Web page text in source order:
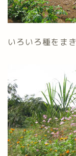
いろいろ種をま